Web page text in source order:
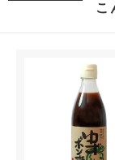
こ